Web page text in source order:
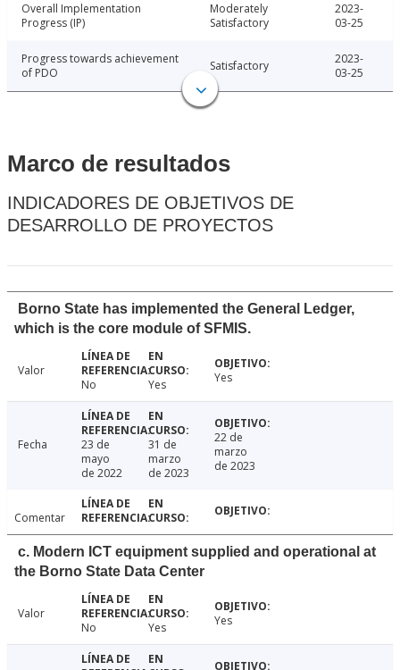
Overall Implementation
Progress (IP)
Moderately
Satisfactory
2023-
03-25
Progress towards achievement
of PDO
Satisfactory
2023-
03-25
Marco de resultados
INDICADORES DE OBJETIVOS DE
DESARROLLO DE PROYECTOS
Borno State has implemented the General Ledger,
which is the core module of SFMIS.
Valor
No
Yes Yes
Fecha
23 de
mayo
de 2022
31 de
marzo
de 2023
22 de
marzo
de 2023
Comentar
c. Modern ICT equipment supplied and operational at
the Borno State Data Center
Valor
No
Yes Yes